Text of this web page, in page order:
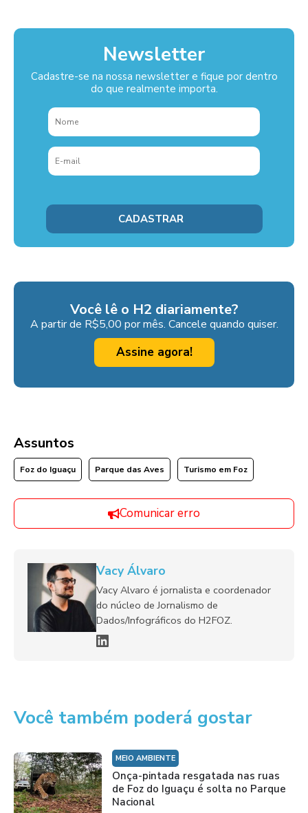
Newsletter
Cadastre-se na nossa newsletter e fique por dentro
do que realmente importa.
Você lê o H2 diariamente?
A partir de R$5,00 por mês. Cancele quando quiser.
Assine agora!
Assuntos
Foz do Iguaçu Parque das Aves Turismo em Foz
Comunicar erro
Vacy Álvaro
Vacy Alvaro é jornalista e coordenador
do núcleo de Jornalismo de
Dados/Infográficos do H2FOZ.
Você também poderá gostar
MEIO AMBIENTE
Onça-pintada resgatada nas ruas
de Foz do Iguaçu é solta no Parque
Nacional